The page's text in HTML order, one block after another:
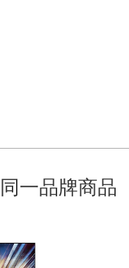
同一品牌商品